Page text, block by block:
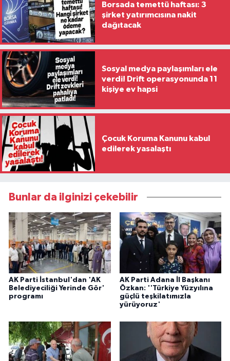
Borsada temettü haftası: 3
şirket yatırımcısına nakit
dağıtacak
Sosyal medya paylaşımları ele
verdi! Drift operasyonunda 11
kişiye ev hapsi
Çocuk Koruma Kanunu kabul
edilerek yasalaştı
Bunlar da ilginizi çekebilir
AK Parti İstanbul'dan 'AK
Belediyeciliği Yerinde Gör'
programı
AK Parti Adana İl Başkanı
Özkan: ''Türkiye Yüzyılına
güçlü teşkilatımızla
yürüyoruz'